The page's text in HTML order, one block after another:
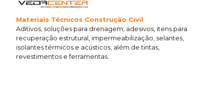
Materiais Técnicos Construção Civil
Aditivos, soluções para drenagem, adesivos, itens para
recuperação estrutural, impermeabilização, selantes,
isolantes térmicos e acústicos, além de tintas,
revestimentos e ferramentas.